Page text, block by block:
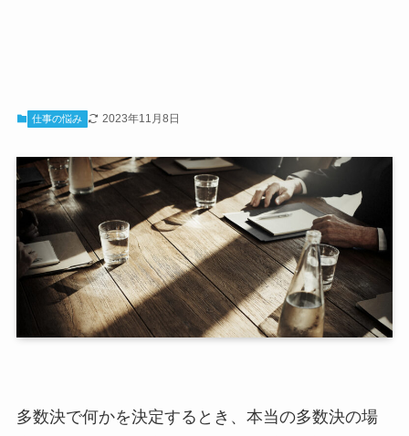
仕事の悩み 2023年11月8日
多数決で何かを決定するとき、本当の多数決の場